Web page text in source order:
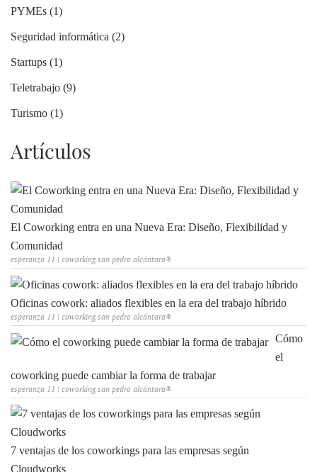
PYMEs (1)
Seguridad informática (2)
Startups (1)
Teletrabajo (9)
Turismo (1)
Artículos
El Coworking entra en una Nueva Era: Diseño, Flexibilidad y
Comunidad
esperanza 11 | coworking san pedro alcántara®
Oficinas cowork: aliados flexibles en la era del trabajo híbrido
esperanza 11 | coworking san pedro alcántara®
Cómo
el
coworking puede cambiar la forma de trabajar
esperanza 11 | coworking san pedro alcántara®
7 ventajas de los coworkings para las empresas según
Cloudworks